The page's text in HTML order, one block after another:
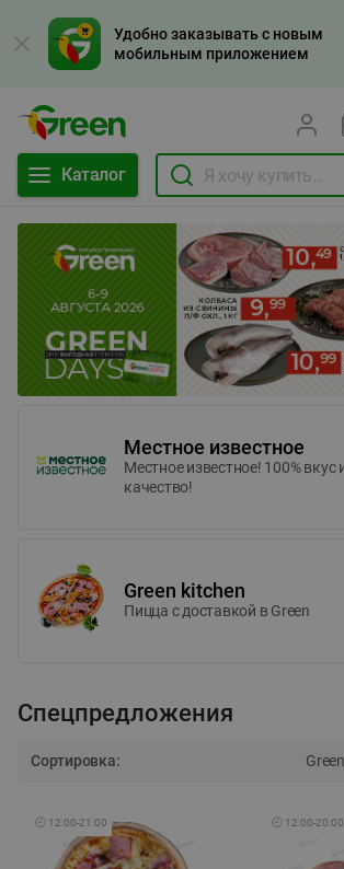
Удобно заказывать с новым
мобильным приложением
Каталог
Местное известное
Местное известное! 100% вкус
качество!
Green kitchen
Пицца c доставкой в Green
Спецпредложения
Сортировка:
🕘 12:00-21:00 🕘 12:00-20:00